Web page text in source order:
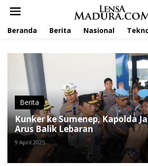
Beranda Berita Nasional
Berita
Kunker ke Sumenep, Kapolda
Arus Balik Lebaran
9 April 2025